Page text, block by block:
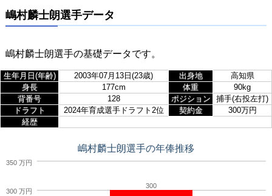
嶋村麟士朗選手データ
嶋村麟士朗選手の基礎データです。
生年月日(年齢) 2003年07月13日(23歳) 出身地
高知県
身長
177cm 体重
90kg
背番号
128 ポジション
捕手(右投左打)
ドラフト
2024年育成選手ドラフト2位 契約金
300万円
経歴
嶋村麟士朗選手の年俸推移
300
300 万円
350 万円